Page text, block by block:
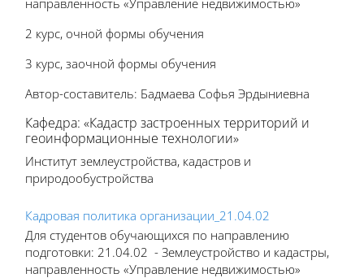
2 курс, очной формы обучения
3 курс, заочной формы обучения
Автор-составитель: Бадмаева Софья Эрдыниевна
Кафедра: «Кадастр застроенных территорий и
геоинформационные технологии»
Институт землеустройства, кадастров и
природообустройства
Кадровая политика организации_21.04.02
Для студентов обучающихся по направлению
подготовки: 21.04.02 - Землеустройство и кадастры,
направленность «Управление недвижимостью»